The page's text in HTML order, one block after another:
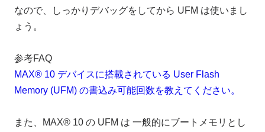
なので、しっかりデバッグをしてから UFM は使いまし
ょう。
参考FAQ
MAX® 10 デバイスに搭載されている User Flash
Memory (UFM) の書込み可能回数を教えてください。
また、MAX® 10 の UFM は 一般的にブートメモリとし